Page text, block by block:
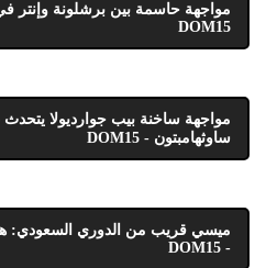
مواجهة حاسمة بين برشلونة وإنتر
DOM15
مواجهة ساخنة بيب جوارديولا
ساوثهامبتون - DOM15
ميسي قريب من الدوري السعودي:
- DOM15